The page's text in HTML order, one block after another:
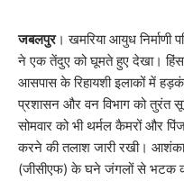
जबलपुर। खमरिया आयुध निर्माणी
ने एक तेंदुए को घूमते हुए देखा।
आसपास के रिहायशी इलाकों में
प्रशासन और वन विभाग को तुरंत
सोमवार को भी थर्मल कैमरों और
करने की तलाश जारी रखी।
(जीसीएफ) के घने जंगलों से भटक